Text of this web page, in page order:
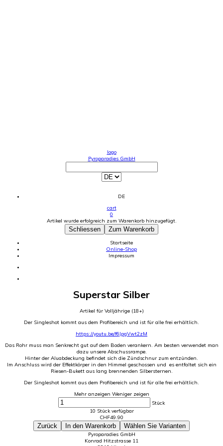
logo
Pyroparadies GmbH
DE
cart
0
Artikel wurde erfolgreich zum Warenkorb hinzugefügt.
Schliessen Zum Warenkorb
Startseite
Online-Shop
Impressum
Superstar Silber
Artikel für Volljährige (18+)
Der Singleshot kommt aus dem Profibereich und ist für alle frei erhältlich.
https://youtu.be/f6JpgVwt2zM
Das Rohr muss man Senkrecht gut auf dem Boden verankern. Am besten verwendet man
dazu unsere Abschussrampe.
Hinter der Aluabdeckung befindet sich die Zündschnur zum entzünden.
Im Anschluss wird der Effektkörper in den Himmel geschossen und es entfaltet sich ein
Riesen-Bukett aus lang brennenden Silbersternen.
Der Singleshot kommt aus dem Profibereich und ist für alle frei erhältlich.
Mehr anzeigen Weniger zeigen
Stück
10 Stück verfügbar
CHF49.90
Zurück In den Warenkorb Wählen Sie Varianten
Pyroparadies GmbH
Konrad Hitzstrasse 11